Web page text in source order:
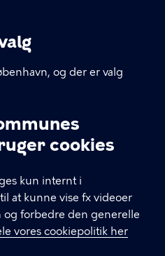
cookies
kun internt i
at kunne vise fx videoer
forbedre den generelle
vores cookiepolitik her
og der er valg
Rådhuspladsen 1, 1599